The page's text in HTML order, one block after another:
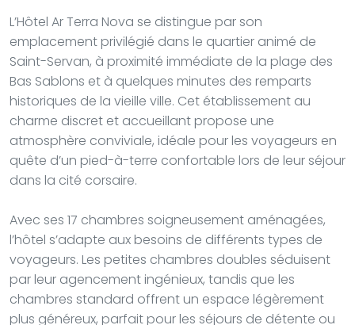
L’Hôtel Ar Terra Nova se distingue par son
emplacement privilégié dans le quartier animé de
Saint-Servan, à proximité immédiate de la plage des
Bas Sablons et à quelques minutes des remparts
historiques de la vieille ville. Cet établissement au
charme discret et accueillant propose une
atmosphère conviviale, idéale pour les voyageurs en
quête d’un pied-à-terre confortable lors de leur séjour
dans la cité corsaire.
Avec ses 17 chambres soigneusement aménagées,
l’hôtel s’adapte aux besoins de différents types de
voyageurs. Les petites chambres doubles séduisent
par leur agencement ingénieux, tandis que les
chambres standard offrent un espace légèrement
plus généreux, parfait pour les séjours de détente ou